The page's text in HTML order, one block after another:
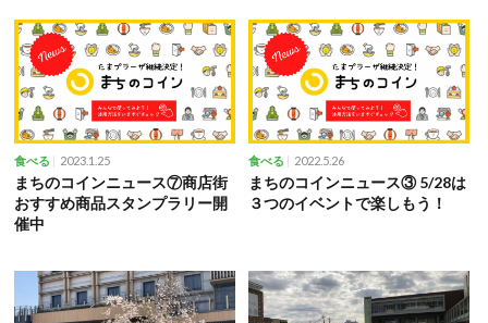
食べる 2023.1.25
まちのコインニュース⑦商店街
おすすめ商品スタンプラリー開
催中
食べる 2022.5.26
まちのコインニュース③ 5/28は
３つのイベントで楽しもう！